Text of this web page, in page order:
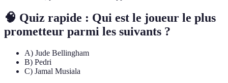
🧠 Quiz rapide : Qui est le joueur le plus
prometteur parmi les suivants ?
A) Jude Bellingham
B) Pedri
C) Jamal Musiala